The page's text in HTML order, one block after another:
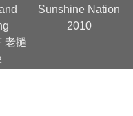
老撾
Sunshine Nation
2010